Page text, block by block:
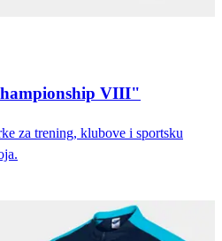
VIII"
za trening, klubove i sportsku